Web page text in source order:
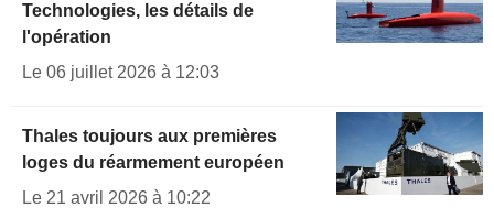
Technologies, les détails de
l'opération
Le 06 juillet 2026 à 12:03
Thales toujours aux premières
loges du réarmement européen
Le 21 avril 2026 à 10:22